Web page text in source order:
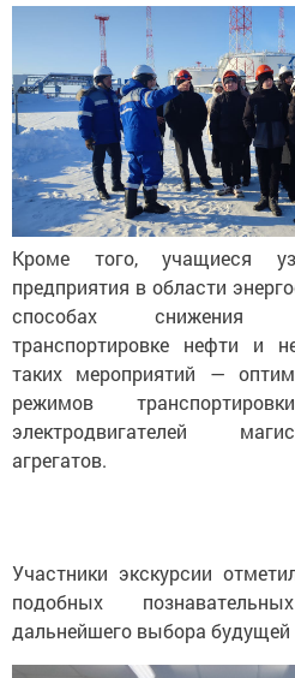
Кроме того, учащиеся
предприятия в области
способах снижения
транспортировке нефти и
таких мероприятий —
режимов
электродвигателей
агрегатов.
Участники экскурсии
подобных
дальнейшего выбора будущей